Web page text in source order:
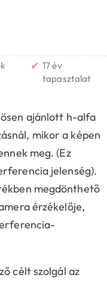
✔ 17 év
tapasztalat
ajánlott h-alfa
mikor a képen
meg. (Ez
jelenség).
megdönthető
érzékelője,
célt szolgál az